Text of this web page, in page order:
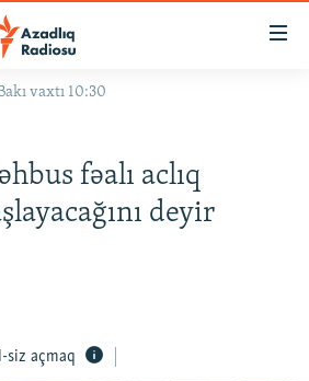
vaxtı 10:30
fəalı aclıq
deyir
siz açmaq